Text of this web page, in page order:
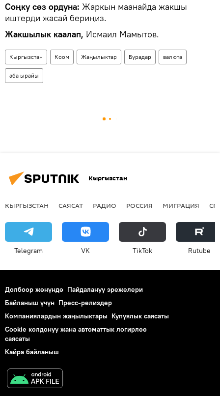
Соңку сөз ордуна: Жаркын маанайда жакшы
иштерди жасай бериңиз.
Жакшылык каалап, Исмаил Мамытов.
Кыргызстан Коом Жаңылыктар Бурадар валюта
аба ырайы
Кыргызстан
КЫРГЫЗСТАН САЯСАТ РАДИО РОССИЯ МИГРАЦИЯ
Telegram VK ТikТоk Rutube
Долбоор жөнүндө Пайдалануу эрежелери
Байланыш үчүн Пресс-релиздер
Компаниялардын жаңылыктары Купуялык саясаты
Cookie колдонуу жана автоматтык логирлөө
саясаты
Кайра байланыш